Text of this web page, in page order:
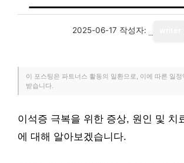
2025-06-17 작성자:
이 포스팅은 파트너스 활동의 일환으로, 이에 따른 일
받습니다.
이석증 극복을 위한 증상, 원인 및 치
에 대해 알아보겠습니다.